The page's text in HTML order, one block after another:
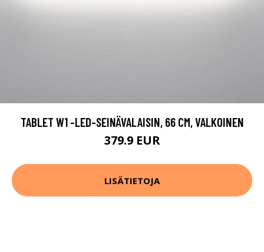
TABLET W1 -LED-SEINÄVALAISIN, 66 CM, VALKOINEN
379.9 EUR
LISÄTIETOJA